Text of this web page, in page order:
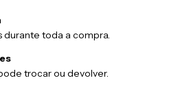
durante toda a compra.
trocar ou devolver.